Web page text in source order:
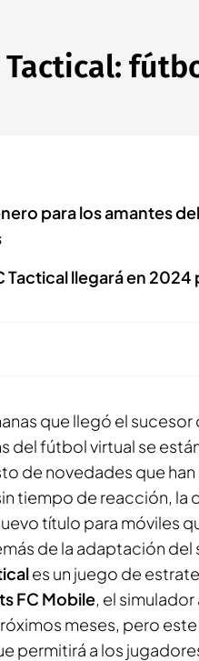
Tactical:
para los amantes
Tactical llegará en
que llegó el sucesor
del fútbol virtual se
de novedades que
tiempo de reacción, la
título para móviles
de la adaptación del
es un juego de
FC Mobile, el
meses, pero este
permitirá a los